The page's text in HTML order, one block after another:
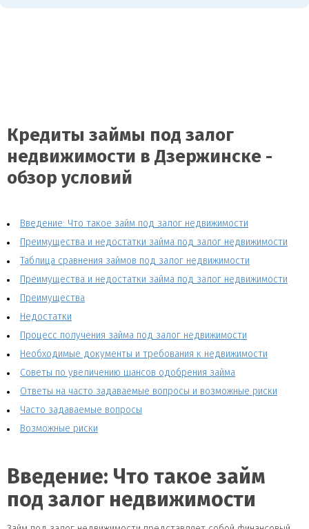
Кредиты займы под залог
недвижимости в Дзержинске -
обзор условий
Введение: Что такое займ под залог недвижимости
Преимущества и недостатки займа под залог недвижимости
Таблица сравнения займов под залог недвижимости
Преимущества и недостатки займа под залог недвижимости
Преимущества
Недостатки
Процесс получения займа под залог недвижимости
Необходимые документы и требования к недвижимости
Советы по увеличению шансов одобрения займа
Ответы на часто задаваемые вопросы и возможные риски
Часто задаваемые вопросы
Возможные риски
Введение: Что такое займ
под залог недвижимости